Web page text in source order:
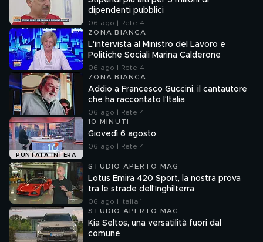
dipendenti pubblici
06 ago | Rete 4
ZONA BIANCA
L'intervista al Ministro del Lavoro e
Politiche Sociali Marina Calderone
06 ago | Rete 4
ZONA BIANCA
Addio a Francesco Guccini, il cantautore
che ha raccontato l'Italia
06 ago | Rete 4
PUNTATA INTERA
10 MINUTI
Giovedì 6 agosto
06 ago | Rete 4
STUDIO APERTO MAG
Lotus Emira 420 Sport, la nostra prova
tra le strade dell'Inghilterra
06 ago | Italia 1
STUDIO APERTO MAG
Kia Seltos, una versatilità fuori dal
comune